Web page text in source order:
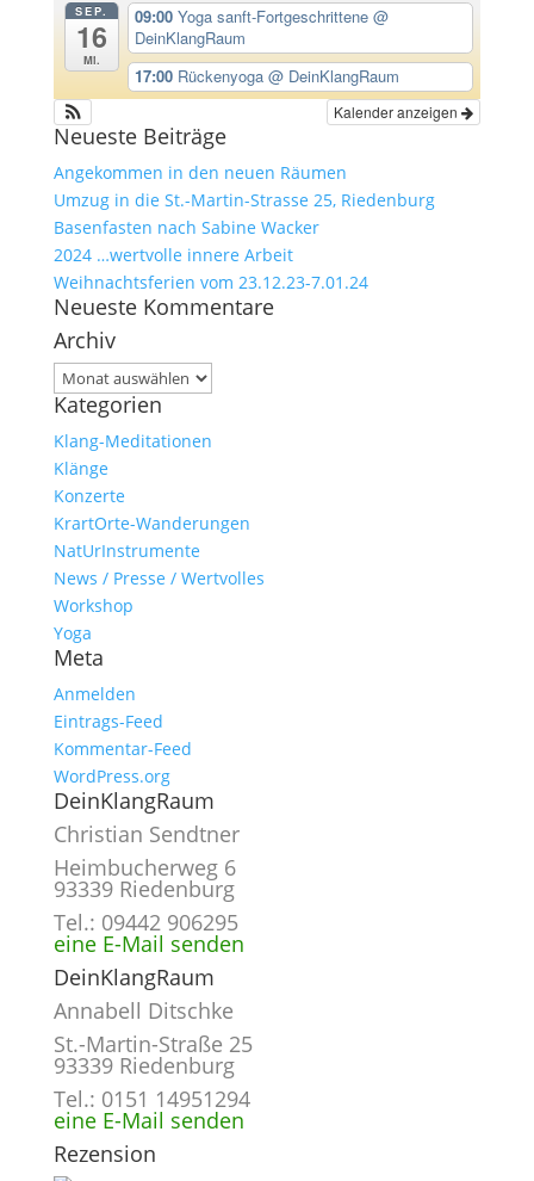
SEP.
16
Mi.
09:00Yoga sanft-Fortgeschrittene@
DeinKlangRaum
17:00 Rückenyoga@ DeinKlangRaum
Kalender anzeigen
Neueste Beiträge
Angekommen in den neuen Räumen
Umzug in die St.-Martin-Strasse 25, Riedenburg
Basenfasten nach Sabine Wacker
2024 …wertvolle innere Arbeit
Weihnachtsferien vom 23.12.23-7.01.24
Neueste Kommentare
Archiv
Archiv
Kategorien
Klang-Meditationen
Klänge
Konzerte
KrartOrte-Wanderungen
NatUrInstrumente
News / Presse / Wertvolles
Workshop
Yoga
Meta
Anmelden
Eintrags-Feed
Kommentar-Feed
WordPress.org
DeinKlangRaum
Christian Sendtner
Heimbucherweg 6
93339 Riedenburg
Tel.: 09442 906295
eine E-Mail senden
DeinKlangRaum
Annabell Ditschke
St.-Martin-Straße 25
93339 Riedenburg
Tel.: 0151 14951294
eine E-Mail senden
Rezension